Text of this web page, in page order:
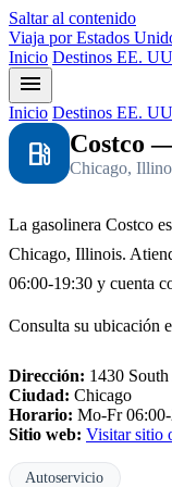
Saltar al contenido
Viaja por Estados
Inicio Destinos EE.
menu
Inicio Destinos EE.
local_gas_station Costco
Chicago,
La gasolinera Costco
Chicago, Illinois.
06:00-19:30 y cuenta
Consulta su ubicación
Dirección: 1430
Ciudad: Chicago
Horario: Mo-Fr
Sitio web: Visitar sitio
Autoservicio